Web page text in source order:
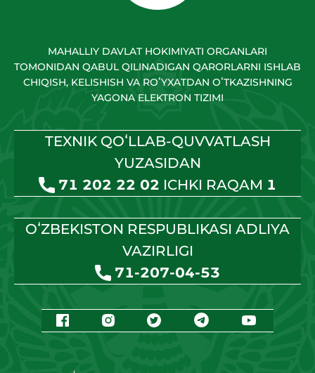
MAHALLIY DAVLAT HOKIMIYATI ORGANLARI
TOMONIDAN QABUL QILINADIGAN QARORLARNI ISHLAB
CHIQISH, KELISHISH VA ROʻYXATDAN OʻTKAZISHNING
YAGONA ELEKTRON TIZIMI
TEXNIK QOʻLLAB-QUVVATLASH
YUZASIDAN
71 202 22 02 ICHKI RAQAM 1
OʻZBEKISTON RESPUBLIKASI ADLIYA
VAZIRLIGI
71-207-04-53